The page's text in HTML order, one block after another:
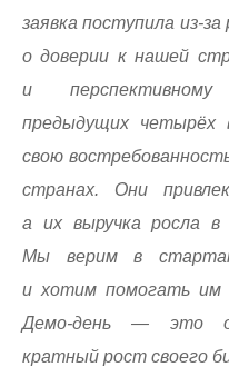
заявка поступила из-
о доверии к нашей
и
предыдущих четырёх
свою
странах. Они
а их выручка росла в
Мы верим в
и хотим помогать им
Демо-день — это
кратный рост своего